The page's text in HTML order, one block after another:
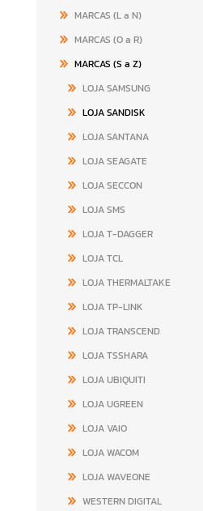
MARCAS (L a N)
MARCAS (O a R)
MARCAS (S a Z)
LOJA SAMSUNG
LOJA SANDISK
LOJA SANTANA
LOJA SEAGATE
LOJA SECCON
LOJA SMS
LOJA T-DAGGER
LOJA TCL
LOJA THERMALTAKE
LOJA TP-LINK
LOJA TRANSCEND
LOJA TSSHARA
LOJA UBIQUITI
LOJA UGREEN
LOJA VAIO
LOJA WACOM
LOJA WAVEONE
WESTERN DIGITAL